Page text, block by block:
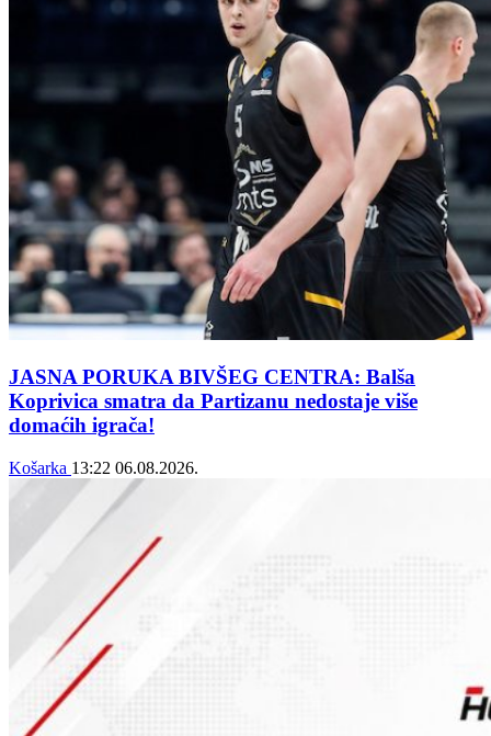
JASNA PORUKA BIVŠEG CENTRA: Balša
Koprivica smatra da Partizanu nedostaje više
domaćih igrača!
Košarka 13:22 06.08.2026.